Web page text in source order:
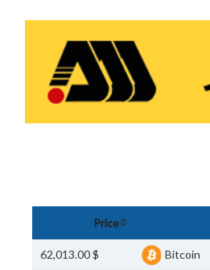
Price
Bitcoin
$ 62,013.00